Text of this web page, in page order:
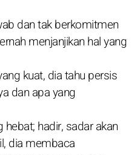
dan tak berkomitmen
menjanjikan hal yang
kuat, dia tahu persis
dan apa yang
hebat; hadir, sadar akan
dia membaca